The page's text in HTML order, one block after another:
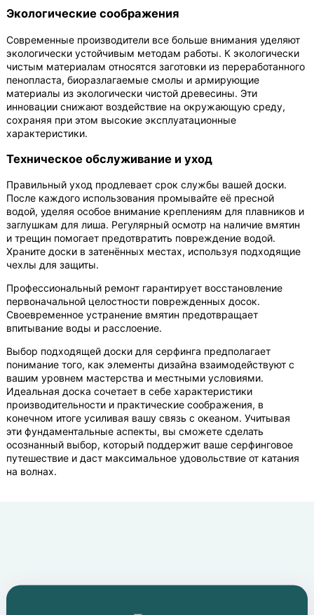
Экологические соображения
Современные производители все больше внимания уделяют
экологически устойчивым методам работы. К экологически
чистым материалам относятся заготовки из переработанного
пенопласта, биоразлагаемые смолы и армирующие
материалы из экологически чистой древесины. Эти
инновации снижают воздействие на окружающую среду,
сохраняя при этом высокие эксплуатационные
характеристики.
Техническое обслуживание и уход
Правильный уход продлевает срок службы вашей доски.
После каждого использования промывайте её пресной
водой, уделяя особое внимание креплениям для плавников и
заглушкам для лиша. Регулярный осмотр на наличие вмятин
и трещин помогает предотвратить повреждение водой.
Храните доски в затенённых местах, используя подходящие
чехлы для защиты.
Профессиональный ремонт гарантирует восстановление
первоначальной целостности поврежденных досок.
Своевременное устранение вмятин предотвращает
впитывание воды и расслоение.
Выбор подходящей доски для серфинга предполагает
понимание того, как элементы дизайна взаимодействуют с
вашим уровнем мастерства и местными условиями.
Идеальная доска сочетает в себе характеристики
производительности и практические соображения, в
конечном итоге усиливая вашу связь с океаном. Учитывая
эти фундаментальные аспекты, вы сможете сделать
осознанный выбор, который поддержит ваше серфинговое
путешествие и даст максимальное удовольствие от катания
на волнах.